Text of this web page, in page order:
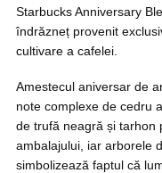
Starbucks Anniversary
îndrăzneț provenit
cultivare a cafelei.
Amestecul aniversar de
note complexe de cedru
de trufă neagră și tarhon
ambalajului, iar arborele
simbolizează faptul că